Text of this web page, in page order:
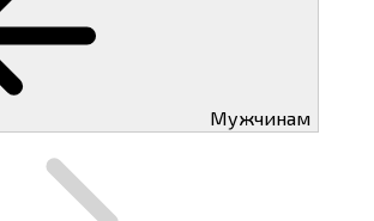
Мужчинам